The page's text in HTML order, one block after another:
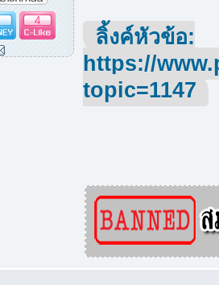
4
ลิ้งค์หัวข้อ:
https://
topic=1147